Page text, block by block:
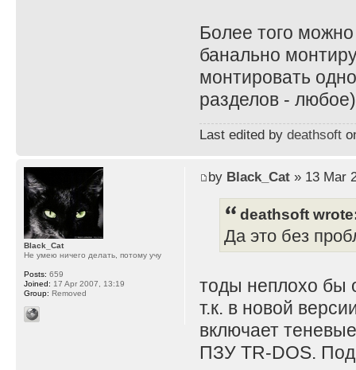
Более того
банально
монтировать
разделов -
Last edited by deathsoft
by Black_Cat» 13 Mar
deathsoft
Да это без
тоды неплохо бы
т.к. в новой
включает
ПЗУ TR-DOS.
Black_Cat
Не умею ничего делать, потому учу
Posts: 659
Joined: 17 Apr 2007, 13:19
Group: Removed